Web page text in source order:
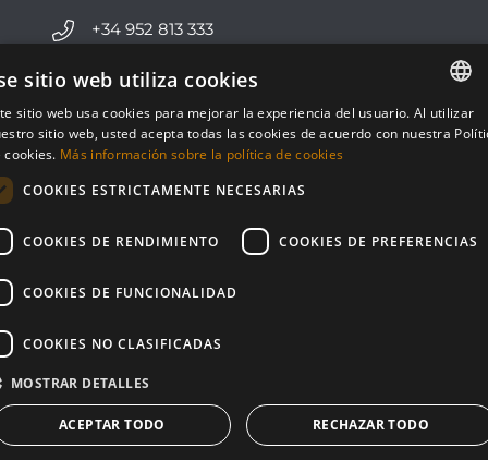
+34 952 813 333
info@nvoga.com
C. del Ciervo, 1D
Urbanización Los Monteros
© NVOGA 2024 · Cookies· Built byinmoba
ENGLISH
sitio web utiliza cookies
sitio web usa cookies para mejorar la experiencia del usuario. Al utilizar
sitio web, usted acepta todas las cookies de acuerdo con nuestra
cookies. Más información sobre la política de cookies
COOKIES ESTRICTAMENTE NECESARIAS
COOKIES DE RENDIMIENTO COOKIES DE PREFERENCIAS
COOKIES DE FUNCIONALIDAD
COOKIES NO CLASIFICADAS
MOSTRAR DETALLES
ACEPTAR TODO RECHAZAR TODO